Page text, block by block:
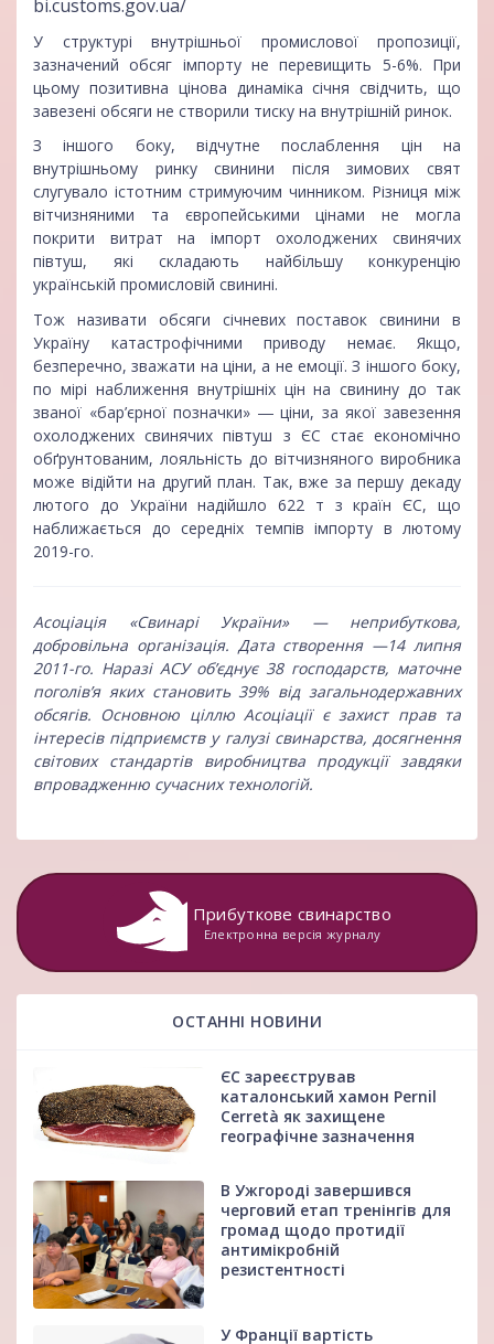
bi.customs.gov.ua/
У структурі внутрішньої промислової пропозиції,
зазначений обсяг імпорту не перевищить 5-6%. При
цьому позитивна цінова динаміка січня свідчить, що
завезені обсяги не створили тиску на внутрішній ринок.
З іншого боку, відчутне послаблення цін на
внутрішньому ринку свинини після зимових свят
слугувало істотним стримуючим чинником. Різниця між
вітчизняними та європейськими цінами не могла
покрити витрат на імпорт охолоджених свинячих
півтуш, які складають найбільшу конкуренцію
українській промисловій свинині.
Тож називати обсяги січневих поставок свинини в
Україну катастрофічними приводу немає. Якщо,
безперечно, зважати на ціни, а не емоції. З іншого боку,
по мірі наближення внутрішніх цін на свинину до так
званої «бар’єрної позначки» ― ціни, за якої завезення
охолоджених свинячих півтуш з ЄС стає економічно
обґрунтованим, лояльність до вітчизняного виробника
може відійти на другий план. Так, вже за першу декаду
лютого до України надійшло 622 т з країн ЄС, що
наближається до середніх темпів імпорту в лютому
2019-го.
Асоціація «Cвинарі України»— неприбуткова,
добровільна організація. Дата створення —14 липня
2011-го. Наразі АСУ об’єднує 38 господарств, маточне
поголів’я яких становить 39% від загальнодержавних
обсягів. Основною ціллю Асоціації є захист прав та
інтересів підприємств у галузі свинарства, досягнення
світових стандартів виробництва продукції завдяки
впровадженню сучасних технологій.
Прибуткове свинарство
Електронна версія журналу
ОСТАННІ НОВИНИ
ЄС зареєстрував
каталонський хамон Pernil
Cerretà як захищене
географічне зазначення
В Ужгороді завершився
черговий етап тренінгів для
громад щодо протидії
антимікробній
резистентності
У Франції вартість